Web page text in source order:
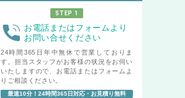
STEP 1
お電話またはフォームより
お問い合せください
24時間365日年中無休で営業しておりま
す。担当スタッフがお客様の状況をお伺い
いたしますので、お電話またはフォームよ
りご相談ください。
最速10分！24時間365日対応・お見積り無料